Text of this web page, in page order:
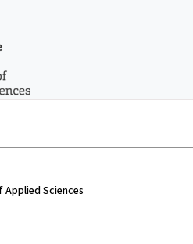
Applied Sciences